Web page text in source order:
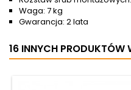
Waga: 7 kg
Gwarancja: 2 lata
16 INNYCH PRODUKTÓW